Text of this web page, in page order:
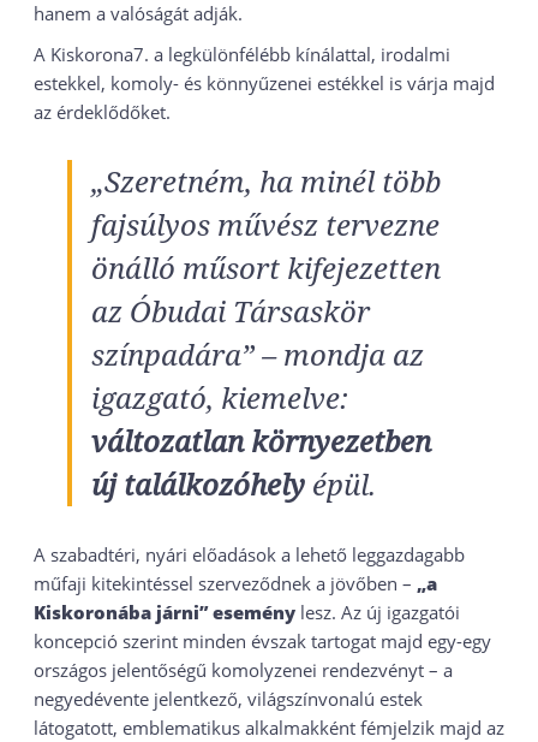
hanem a valóságát adják.
A Kiskorona7. a legkülönfélébb kínálattal, irodalmi
estekkel, komoly- és könnyűzenei estékkel is várja majd
az érdeklődőket.
„Szeretném, ha minél több
fajsúlyos művész tervezne
önálló műsort kifejezetten
az Óbudai Társaskör
színpadára” – mondja az
igazgató, kiemelve:
változatlan környezetben
új találkozóhely épül.
A szabadtéri, nyári előadások a lehető leggazdagabb
műfaji kitekintéssel szerveződnek a jövőben – „a
Kiskoronába járni” esemény lesz. Az új igazgatói
koncepció szerint minden évszak tartogat majd egy-egy
országos jelentőségű komolyzenei rendezvényt – a
negyedévente jelentkező, világszínvonalú estek
látogatott, emblematikus alkalmakként fémjelzik majd az